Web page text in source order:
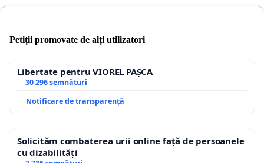
Petiții promovate de alți utilizatori
Libertate pentru VIOREL PAȘCA
30 296 semnături
Notificare de transparență
Solicităm combaterea urii online față de persoanele
cu dizabilități